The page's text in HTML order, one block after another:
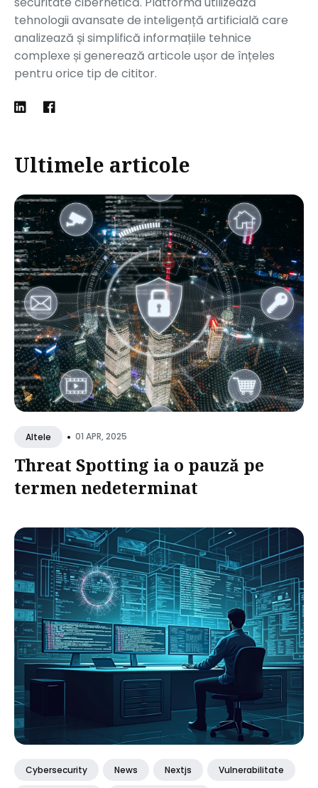
tehnologii avansate de inteligență artificială care
analizează și simplifică informațiile tehnice
complexe și generează articole ușor de înțeles
pentru orice tip de cititor.
Ultimele articole
Altele • 01 APR, 2025
Threat Spotting ia o pauză pe
termen nedeterminat
Cybersecurity News Nextjs Vulnerabilitate